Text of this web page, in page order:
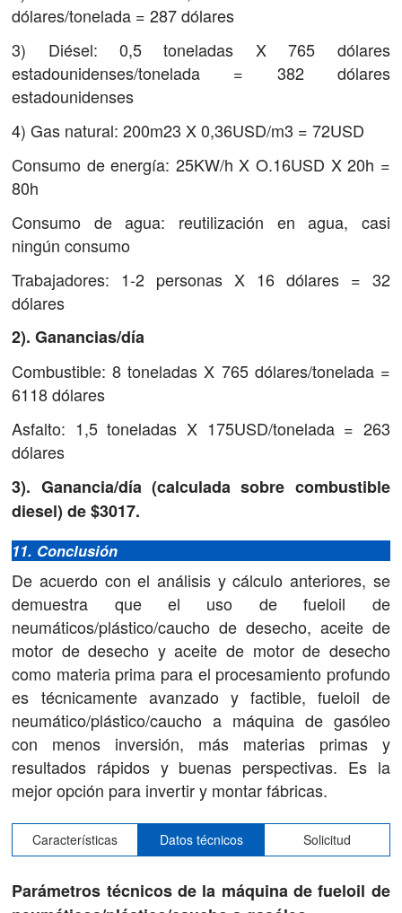
dólares/tonelada = 287 dólares
3) Diésel: 0,5 toneladas X 765 dólares
estadounidenses/tonelada = 382 dólares
estadounidenses
4) Gas natural: 200m23 X 0,36USD/m3 = 72USD
Consumo de energía: 25KW/h X O.16USD X 20h =
80h
Consumo de agua: reutilización en agua, casi
ningún consumo
Trabajadores: 1-2 personas X 16 dólares = 32
dólares
2). Ganancias/día
Combustible: 8 toneladas X 765 dólares/tonelada =
6118 dólares
Asfalto: 1,5 toneladas X 175USD/tonelada = 263
dólares
3). Ganancia/día (calculada sobre combustible
diesel) de $3017.
11. Conclusión
De acuerdo con el análisis y cálculo anteriores, se
demuestra que el uso de fueloil de
neumáticos/plástico/caucho de desecho, aceite de
motor de desecho y aceite de motor de desecho
como materia prima para el procesamiento profundo
es técnicamente avanzado y factible, fueloil de
neumático/plástico/caucho a máquina de gasóleo
con menos inversión, más materias primas y
resultados rápidos y buenas perspectivas. Es la
mejor opción para invertir y montar fábricas.
Características Datos técnicos Solicitud
Parámetros técnicos de la máquina de fueloil de